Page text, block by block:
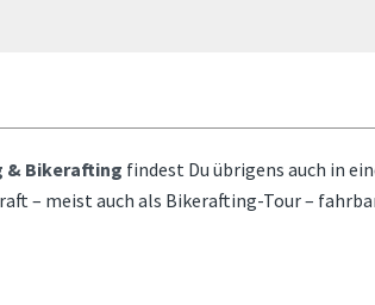
& Bikerafting findest Du übrigens auch in
– meist auch als Bikerafting-Tour –